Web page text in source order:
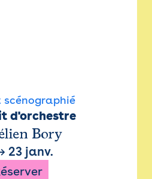
scénographié
d'orchestre
Bory
23 janv.